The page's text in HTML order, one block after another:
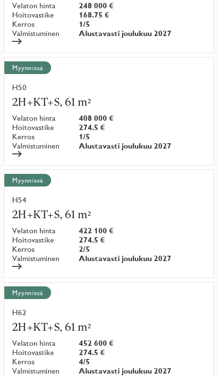
Velaton hinta
248 000 €
Hoitovastike
168.75 €
Kerros
1/5
Valmistuminen
Alustavasti joulukuu 2027
Myynnissä
H50
2H+KT+S, 61 m²
Velaton hinta
408 000 €
Hoitovastike
274.5 €
Kerros
1/5
Valmistuminen
Alustavasti joulukuu 2027
Lue
lisää
kohteesta
Myynnissä
H54
2H+KT+S, 61 m²
Velaton hinta
422 100 €
Hoitovastike
274.5 €
Kerros
2/5
Valmistuminen
Alustavasti joulukuu 2027
Lue
lisää
kohteesta
Myynnissä
H62
2H+KT+S, 61 m²
Velaton hinta
452 600 €
Hoitovastike
274.5 €
Kerros
4/5
Valmistuminen
Alustavasti joulukuu 2027
Lue
lisää
kohteesta